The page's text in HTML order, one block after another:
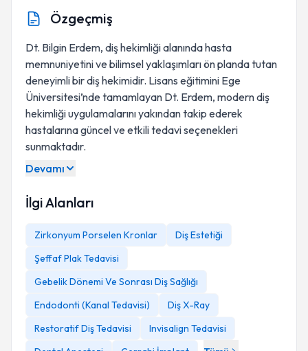
Özgeçmiş
Dt. Bilgin Erdem, diş hekimliği alanında hasta
memnuniyetini ve bilimsel yaklaşımları ön planda tutan
deneyimli bir diş hekimidir. Lisans eğitimini Ege
Üniversitesi’nde tamamlayan Dt. Erdem, modern diş
hekimliği uygulamalarını yakından takip ederek
hastalarına güncel ve etkili tedavi seçenekleri
sunmaktadır.
Devamı
İlgi Alanları
Zirkonyum Porselen Kronlar
Diş Estetiği
Şeffaf Plak Tedavisi
Gebelik Dönemi Ve Sonrası Diş Sağlığı
Endodonti (Kanal Tedavisi)
Diş X-Ray
Restoratif Diş Tedavisi
Invisalign Tedavisi